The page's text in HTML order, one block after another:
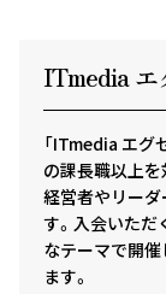
ITmedia エ
「ITmedia エグ
の課長職以上を
経営者やリー
す。入会いただ
なテーマで開
ます。